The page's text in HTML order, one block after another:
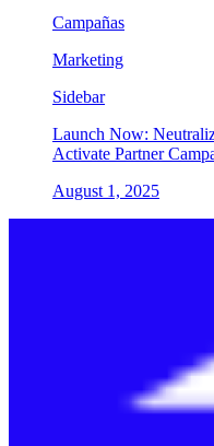
Campañas
Marketing
Sidebar
Launch Now:
Activate Partner
August 1, 2025